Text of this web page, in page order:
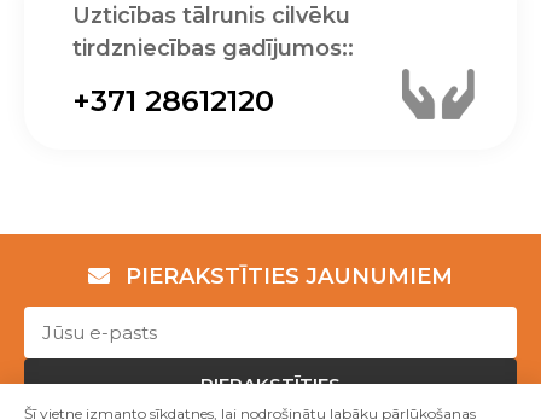
Uzticības tālrunis cilvēku
tirdzniecības gadījumos::
+371 28612120
PIERAKSTĪTIES JAUNUMIEM
PIERAKSTĪTIES
Šī vietne izmanto sīkdatnes, lai nodrošinātu labāku pārlūkošanas